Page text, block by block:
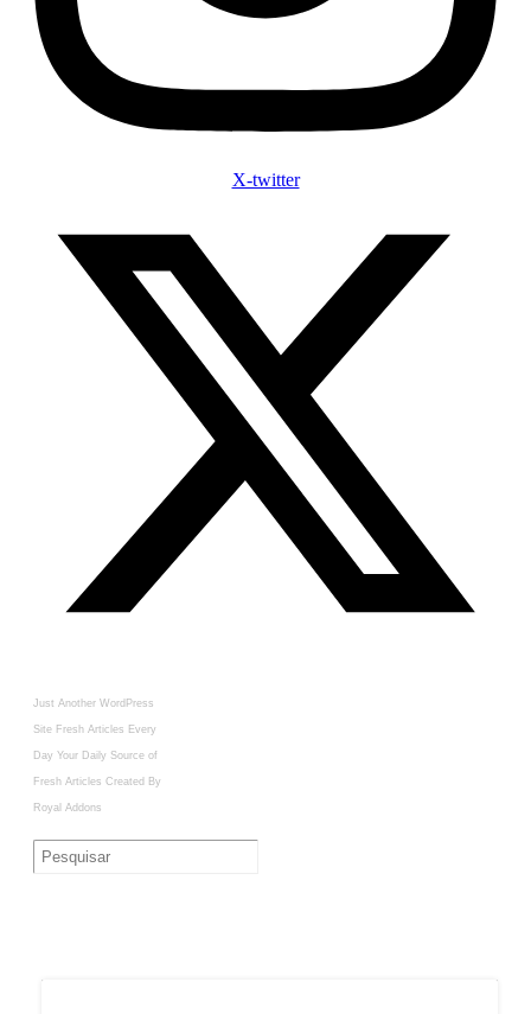
X-twitter
Just Another WordPress
Site Fresh Articles Every
Day Your Daily Source of
Fresh Articles Created By
Royal Addons